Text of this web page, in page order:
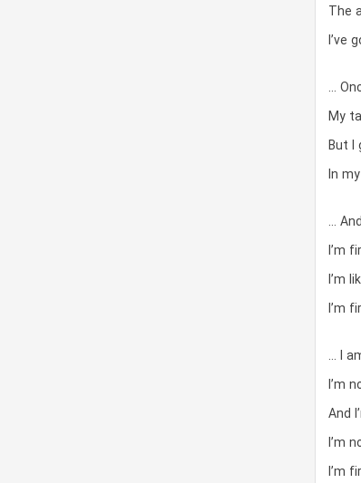
The
I’ve
…
My
But I
In
…
I’m
I’m
I’m
… I
I’m
And
I’m
I’m